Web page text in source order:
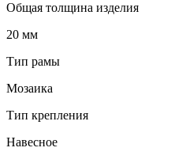
Общая толщина изделия
20 мм
Тип рамы
Мозаика
Тип крепления
Навесное